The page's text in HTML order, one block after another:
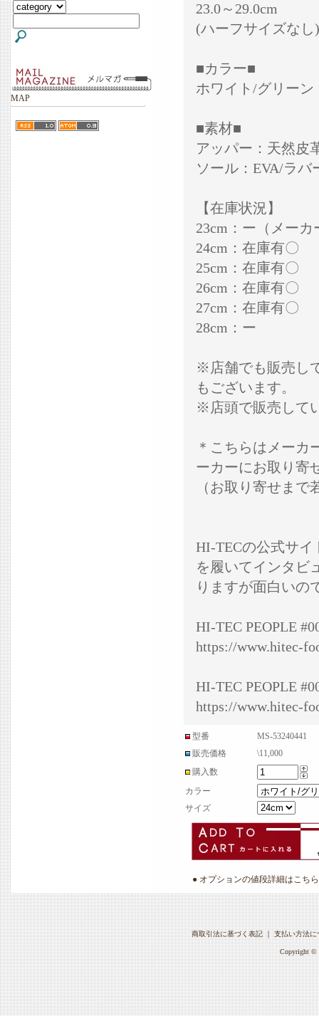
MAP
23.0～29.0cm
(ハーフサイズなし)
■カラー■
ホワイト/グリーン
■素材■
アッパー：天然皮
ソール：EVA/ラバ
【在庫状況】
23cm：ー（メー
24cm：在庫有〇
25cm：在庫有〇
26cm：在庫有〇
27cm：在庫有〇
28cm：ー
※店舗でも販売し
もございます。
※店頭で販売して
＊こちらはメーカ
ーカーにお取り寄
（お取り寄せま
HI-TECの公式サ
を履いてインタビ
りますが面白いの
HI-TEC PEOPLE
https://www.hitec-
HI-TEC PEOPLE
https://www.hitec-
型番
MS-53240441
販売価格
\11,000
購入数
カラー
サイズ
● オプションの値段詳細はこちら
商取引法に基づく表記｜支払い方法に
Copyright ©